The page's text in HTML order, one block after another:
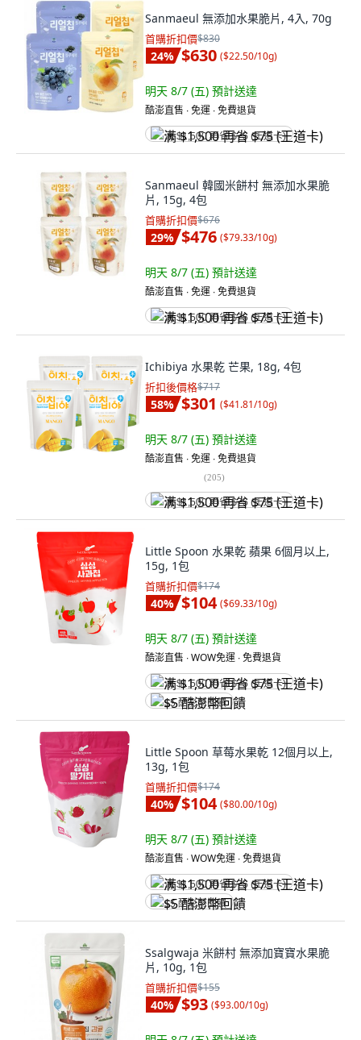
Sanmaeul 無添加水果脆片, 4入, 70g
首購折扣價$830
24% $630 ($22.50/10g)
明天 8/7 (五) 預計送達
酷澎直售 ∙ 免運 ∙ 免費退貨
满 $1,500 再省 $75 (王道卡)
Sanmaeul 韓國米餅村 無添加水果脆
片, 15g, 4包
首購折扣價$676
29% $476 ($79.33/10g)
明天 8/7 (五) 預計送達
酷澎直售 ∙ 免運 ∙ 免費退貨
满 $1,500 再省 $75 (王道卡)
Ichibiya 水果乾 芒果, 18g, 4包
折扣後價格$717
58% $301 ($41.81/10g)
明天 8/7 (五) 預計送達
酷澎直售 ∙ 免運 ∙ 免費退貨
(205)
满 $1,500 再省 $75 (王道卡)
Little Spoon 水果乾 蘋果 6個月以上,
15g, 1包
首購折扣價$174
40% $104 ($69.33/10g)
明天 8/7 (五) 預計送達
酷澎直售 ∙ WOW免運 ∙ 免費退貨
满 $1,500 再省 $75 (王道卡)
$5 酷澎幣回饋
Little Spoon 草莓水果乾 12個月以上,
13g, 1包
首購折扣價$174
40% $104 ($80.00/10g)
明天 8/7 (五) 預計送達
酷澎直售 ∙ WOW免運 ∙ 免費退貨
满 $1,500 再省 $75 (王道卡)
$5 酷澎幣回饋
Ssalgwaja 米餅村 無添加寶寶水果脆
片, 10g, 1包
首購折扣價$155
40% $93 ($93.00/10g)